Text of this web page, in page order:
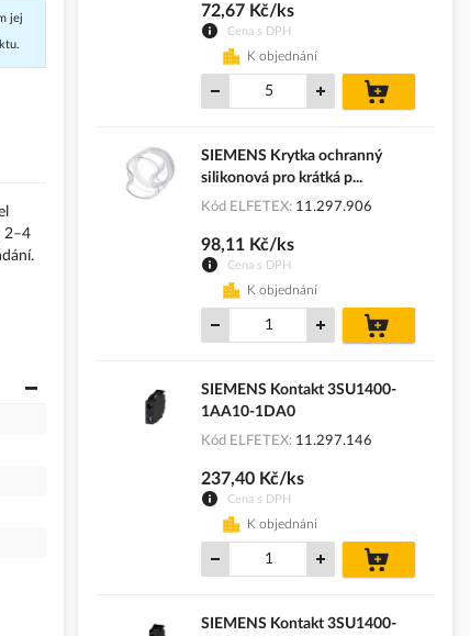
jej
2–4
Cena s DPH
72,67 Kč/ks
K objednání
košíku
SIEMENS Krytka ochranný
silikonová pro krátká p...
Kód ELFETEX 11.297.906
Cena s DPH
98,11 Kč/ks
K objednání
košíku
SIEMENS Kontakt 3SU1400-
1AA10-1DA0
Kód ELFETEX 11.297.146
Cena s DPH
237,40 Kč/ks
K objednání
košíku
SIEMENS Kontakt 3SU1400-